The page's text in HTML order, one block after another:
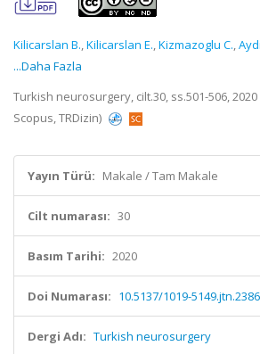
Kilicarslan B.,Kilicarslan E.,Kizmazoglu C.,
...Daha Fazla
Turkish neurosurgery, cilt.30, ss.501-506,
Scopus, TRDizin)
Yayın Türü: Makale / Tam Makale
Cilt numarası: 30
Basım Tarihi: 2020
Doi Numarası: 10.5137/1019-
Dergi Adı: Turkish neurosurgery